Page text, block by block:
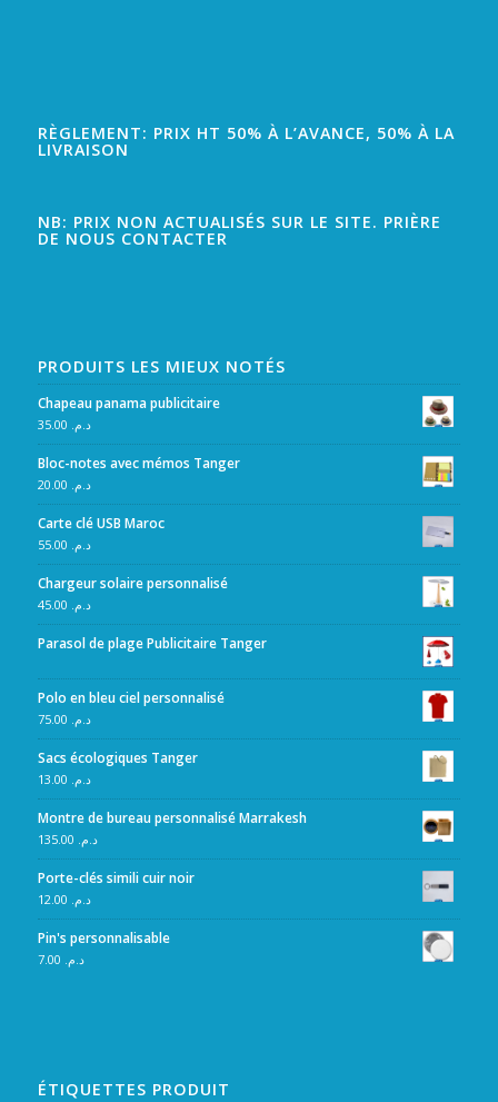
RÈGLEMENT: PRIX HT 50% À L’AVANCE, 50% À LA
LIVRAISON
NB: PRIX NON ACTUALISÉS SUR LE SITE. PRIÈRE
DE NOUS CONTACTER
PRODUITS LES MIEUX NOTÉS
Chapeau panama publicitaire
د.م.
Bloc-notes avec mémos Tanger
د.م.
Carte clé USB Maroc
د.م.
Chargeur solaire personnalisé
د.م.
Parasol de plage Publicitaire Tanger
Polo en bleu ciel personnalisé
د.م.
Sacs écologiques Tanger
د.م.
Montre de bureau personnalisé Marrakesh
د.م.
Porte-clés simili cuir noir
د.م.
Pin's personnalisable
د.م.
ÉTIQUETTES PRODUIT